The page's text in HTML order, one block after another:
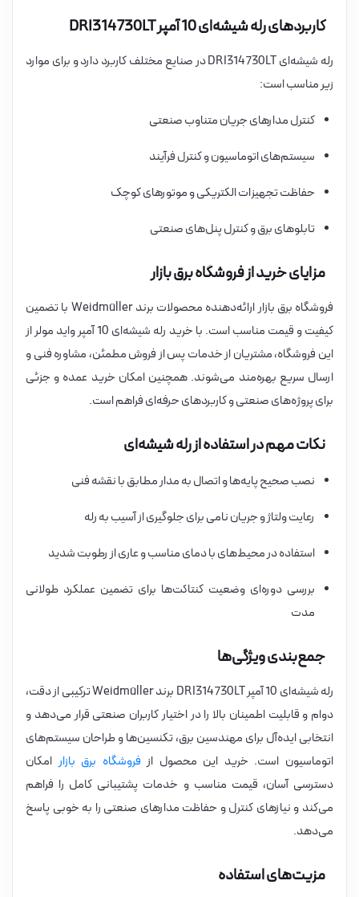
کاربردهای رله شیشه‌ای 10 آمپر DRI314730LT
رله شیشه‌ای DRI314730LT در صنایع مختلف کاربرد دارد و برای موارد
زیر مناسب است:
کنترل مدارهای جریان متناوب صنعتی
سیستم‌های اتوماسیون و کنترل فرآیند
حفاظت تجهیزات الکتریکی و موتورهای کوچک
تابلوهای برق و کنترل پنل‌های صنعتی
مزایای خرید از فروشگاه برق بازار
فروشگاه برق بازار ارائه‌دهنده محصولات برند Weidmüller با تضمین
کیفیت و قیمت مناسب است. با خرید رله شیشه‌ای 10 آمپر واید مولر از
این فروشگاه، مشتریان از خدمات پس از فروش مطمئن، مشاوره فنی و
ارسال سریع بهره‌مند می‌شوند. همچنین امکان خرید عمده و جزئی
برای پروژه‌های صنعتی و کاربردهای حرفه‌ای فراهم است.
نکات مهم در استفاده از رله شیشه‌ای
نصب صحیح پایه‌ها و اتصال به مدار مطابق با نقشه فنی
رعایت ولتاژ و جریان نامی برای جلوگیری از آسیب به رله
استفاده در محیط‌های با دمای مناسب و عاری از رطوبت شدید
بررسی دوره‌ای وضعیت کنتاکت‌ها برای تضمین عملکرد طولانی
مدت
جمع‌بندی ویژگی‌ها
رله شیشه‌ای 10 آمپر DRI314730LT برند Weidmüller ترکیبی از دقت،
دوام و قابلیت اطمینان بالا را در اختیار کاربران صنعتی قرار می‌دهد و
انتخابی ایده‌آل برای مهندسین برق، تکنسین‌ها و طراحان سیستم‌های
اتوماسیون است. خرید این محصول از فروشگاه برق بازارامکان
دسترسی آسان، قیمت مناسب و خدمات پشتیبانی کامل را فراهم
می‌کند و نیازهای کنترل و حفاظت مدارهای صنعتی را به خوبی پاسخ
می‌دهد.
مزیت‌های استفاده